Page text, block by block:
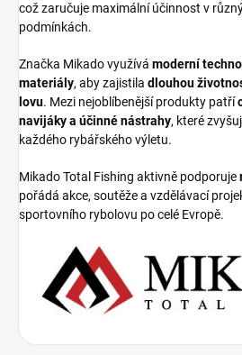
což zaručuje maximální účinnost v
podmínkách.
Značka Mikado využívá moderní
materiály, aby zajistila dlouhou
lovu. Mezi nejoblíbenější produkty patří
navijáky a účinné nástrahy, které
každého rybářského výletu.
Mikado Total Fishing aktivně podporuje
pořádá akce, soutěže a vzdělávací
sportovního rybolovu po celé Evropě.